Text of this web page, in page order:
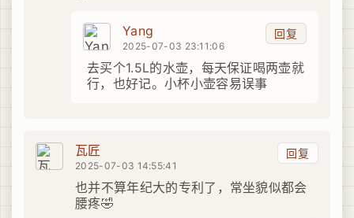
回复
Yang
2025-07-03 23:11:06
去买个1.5L的水壶，每天保证喝两壶就
行，也好记。小杯小壶容易误事
回复
瓦匠
2025-07-03 14:55:41
也并不算年纪大的专利了，常坐貌似都会
腰疼🤣